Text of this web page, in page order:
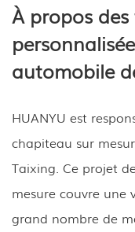
À propos
automobile
HUANYU est
chapiteau sur
Taixing. Ce projet
mesure couvre une
grand nombre de